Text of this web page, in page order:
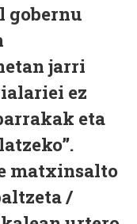
gobernu
jarri
ez
eta
matxinsalto
/